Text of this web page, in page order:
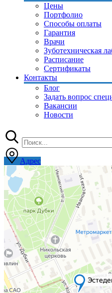
Цены
Портфолио
Способы оплаты
Гарантия
Врачи
Зуботехническая
Расписание
Сертификаты
Контакты
Блог
Задать вопрос
Вакансии
Новости
Адрес